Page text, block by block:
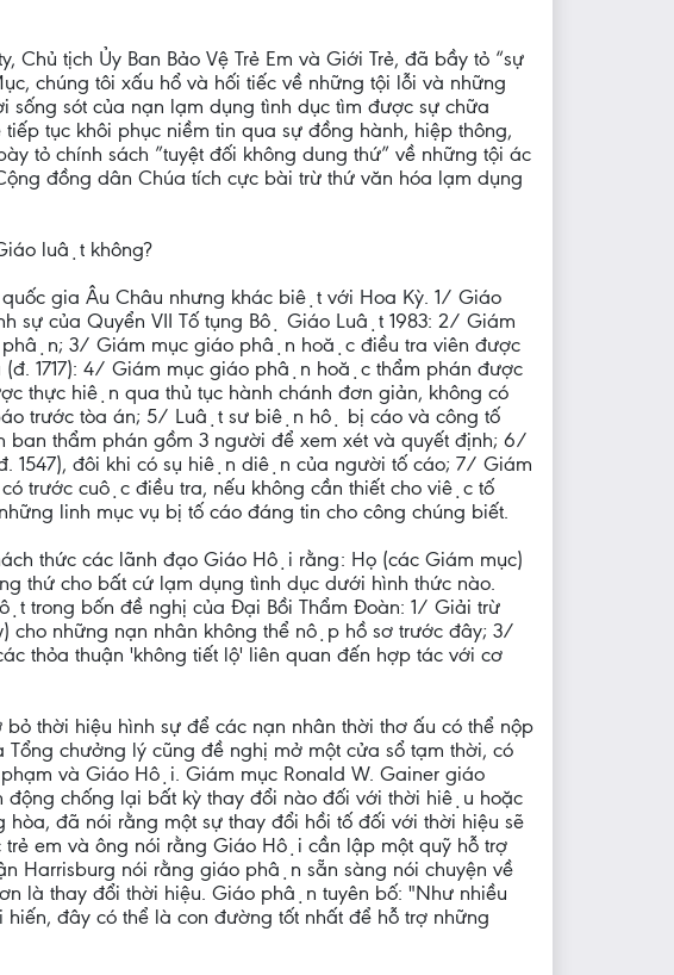
tịch Ủy Ban Bảo Vệ Trẻ Em và Giới Trẻ, đã bầy tỏ “sự
chúng tôi xấu hổ và hối tiếc về những tội lỗi và những
sót của nạn lạm dụng tình dục tìm được sự chữa
tục khôi phục niềm tin qua sự đồng hành, hiệp thông,
tỏ chính sách ”tuyệt đối không dung thứ” về những tội ác
đồng dân Chúa tích cực bài trừ thứ văn hóa lạm dụng
luật không?
gia Âu Châu nhưng khác biệt với Hoa Kỳ. 1/ Giáo
sự của Quyển VII Tố tụng Bộ Giáo Luật 1983: 2/ Giám
phận; 3/ Giám mục giáo phận hoặc điều tra viên được
1717): 4/ Giám mục giáo phận hoặc thẩm phán được
thực hiện qua thủ tục hành chánh đơn giản, không có
trước tòa án; 5/ Luật sư biện hộ bị cáo và công tố
thẩm phán gồm 3 người để xem xét và quyết định; 6/
1547), đôi khi có sụ hiện diện của người tố cáo; 7/ Giám
trước cuộc điều tra, nếu không cần thiết cho việc tố
linh mục vụ bị tố cáo đáng tin cho công chúng biết.
thức các lãnh đạo Giáo Hội rằng: Họ (các Giám mục)
thứ cho bất cứ lạm dụng tình dục dưới hình thức nào.
trong bốn đề nghị của Đại Bồi Thẩm Đoàn: 1/ Giải trừ
cho những nạn nhân không thể nộp hồ sơ trước đây; 3/
thỏa thuận 'không tiết lộ' liên quan đến hợp tác với cơ
thời hiệu hình sự để các nạn nhân thời thơ ấu có thể nộp
chưởng lý cũng đề nghị mở một cửa sổ tạm thời, có
và Giáo Hội. Giám mục Ronald W. Gainer giáo
chống lại bất kỳ thay đổi nào đối với thời hiệu hoặc
đã nói rằng một sự thay đổi hồi tố đối với thời hiệu sẽ
em và ông nói rằng Giáo Hội cần lập một quỹ hỗ trợ
Harrisburg nói rằng giáo phận sẵn sàng nói chuyện về
là thay đổi thời hiệu. Giáo phận tuyên bố: "Như nhiều
đây có thể là con đường tốt nhất để hỗ trợ những